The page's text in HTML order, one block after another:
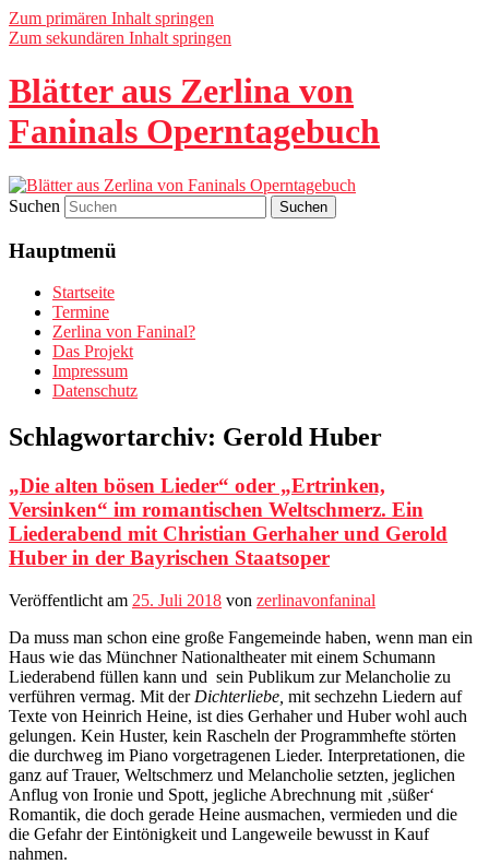
Zum primären Inhalt springen
Zum sekundären Inhalt springen
Blätter aus Zerlina von
Faninals Operntagebuch
Suchen
Hauptmenü
Startseite
Termine
Zerlina von Faninal?
Das Projekt
Impressum
Datenschutz
Schlagwortarchiv: Gerold Huber
„Die alten bösen Lieder“ oder „Ertrinken,
Versinken“ im romantischen Weltschmerz. Ein
Liederabend mit Christian Gerhaher und Gerold
Huber in der Bayrischen Staatsoper
Veröffentlicht am 25. Juli 2018 von zerlinavonfaninal
Da muss man schon eine große Fangemeinde haben, wenn man ein
Haus wie das Münchner Nationaltheater mit einem Schumann
Liederabend füllen kann und sein Publikum zur Melancholie zu
verführen vermag. Mit der Dichterliebe, mit sechzehn Liedern auf
Texte von Heinrich Heine, ist dies Gerhaher und Huber wohl auch
gelungen. Kein Huster, kein Rascheln der Programmhefte störten
die durchweg im Piano vorgetragenen Lieder. Interpretationen, die
ganz auf Trauer, Weltschmerz und Melancholie setzten, jeglichen
Anflug von Ironie und Spott, jegliche Abrechnung mit ‚süßer‘
Romantik, die doch gerade Heine ausmachen, vermieden und die
die Gefahr der Eintönigkeit und Langeweile bewusst in Kauf
nahmen.